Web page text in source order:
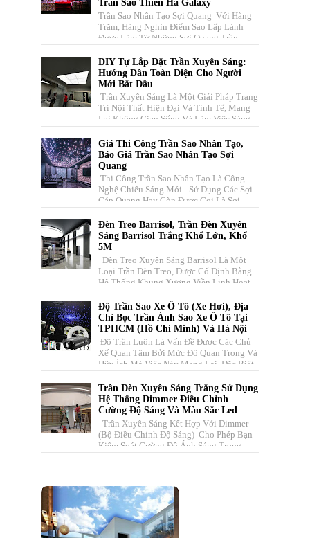
Trần Sao Thiên Hà Galaxy
Trần Sao Nhân Tạo Sợi Quang Với Hàng
Trăm, Hàng Nghìn Điểm Sao Lấp Lánh
Được Làm Từ Những Sợi Quang Trần
Truyền Dẫn Ánh Sáng Nhiều Màu Sắc ...
DIY Tự Lắp Đặt Trần Xuyên Sáng:
Hướng Dẫn Toàn Diện Cho Người
Mới Bắt Đầu
Trần Xuyên Sáng Là Một Giải Pháp Trang
Trí Nội Thất Hiện Đại Và Tinh Tế, Mang
Lại Không Gian Sống Và Làm Việc Sáng
Sủa, Thoáng Đãng, Đồng T...
Giá Thi Công Trần Sao Nhân Tạo,
Báo Giá Trần Sao Nhân Tạo Sợi
Quang
Thi Công Trần Sao Nhân Tạo Là Công
Nghệ Chiếu Sáng Mới - Sử Dụng Các Sợi
Cáp Quang Hay Còn Được Gọi Là Sợi
Đèn Treo Barrisol, Trần Đèn Xuyên
Sáng Barrisol Trắng Khổ Lớn, Khổ
5M
Đèn Treo Xuyên Sáng Barrisol Là Một
Loại Trần Đèn Treo, Được Cố Định Bằng
Hệ Thống Khung Xương Viền Linh Hoạt
Độ Trần Sao Xe Ô Tô (xe Hơi), Địa
Chỉ Bọc Trần Ánh Sao Xe Ô Tô Tại
TPHCM (Hồ Chí Minh) Và Hà Nội
Độ Trần Luôn Là Vấn Đề Được Các Chủ
Xế Quan Tâm Bởi Mức Độ Quan Trọng Và
Hữu Ích Mà Việc Này Mang Lại. Đặc Biệt,
Trần Đèn Xuyên Sáng Trắng Sử Dụng
Hệ Thống Dimmer Điều Chỉnh
Cường Độ Sáng Và Màu Sắc Led
Trần Xuyên Sáng Kết Hợp Với Dimmer
(bộ Điều Chỉnh Độ Sáng) Cho Phép Bạn
Kiểm Soát Cường Độ Ánh Sáng Trong
Không Gian . Hệ Thống Này Bao ...